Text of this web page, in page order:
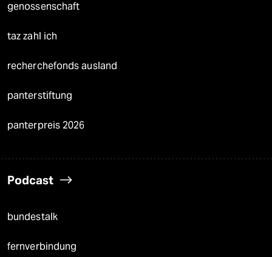
genossenschaft
taz zahl ich
recherchefonds ausland
panterstiftung
panterpreis 2026
Podcast
bundestalk
fernverbindung